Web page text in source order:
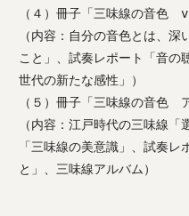
（４）冊子「三味線の音色
（内容：自分の音色とは、
こと」、試奏レポート「音の
世代の新たな感性」）
（５）冊子「三味線の音
（内容：江戸時代の三味線
「三味線の美意識」、試奏
と」、三味線アルバム）